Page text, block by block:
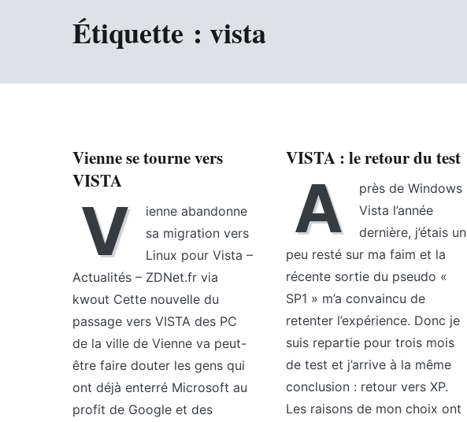
Étiquette : vista
Vienne se tourne vers
VISTA
V
ienne abandonne
sa migration vers
Linux pour Vista –
Actualités – ZDNet.fr via
kwout Cette nouvelle du
passage vers VISTA des PC
de la ville de Vienne va peut-
être faire douter les gens qui
ont déjà enterré Microsoft au
profit de Google et des
VISTA : le retour du test
A
près de Windows
Vista l’année
dernière, j’étais un
peu resté sur ma faim et la
récente sortie du pseudo «
SP1 » m’a convaincu de
retenter l’expérience. Donc je
suis repartie pour trois mois
de test et j’arrive à la même
conclusion : retour vers XP.
Les raisons de mon choix ont